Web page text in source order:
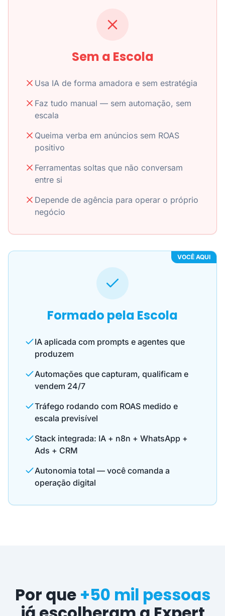
Sem a Escola
Usa IA de forma amadora e sem estratégia
Faz tudo manual — sem automação, sem
escala
Queima verba em anúncios sem ROAS
positivo
Ferramentas soltas que não conversam
entre si
Depende de agência para operar o próprio
negócio
VOCÊ AQUI
Formado pela Escola
IA aplicada com prompts e agentes que
produzem
Automações que capturam, qualificam e
vendem 24/7
Tráfego rodando com ROAS medido e
escala previsível
Stack integrada: IA + n8n + WhatsApp +
Ads + CRM
Autonomia total — você comanda a
operação digital
Por que +50 mil pessoas